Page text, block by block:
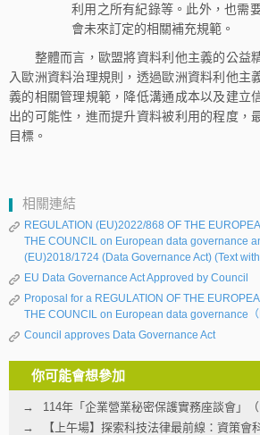
利用之所有紀錄等。此外，也需
會未來訂定的相關補充規範。
整體而言，歐盟將資料利他主義的公益
入歐洲資料治理規則，透過歐洲資料利他主
義的相關管理規範，降低溝通成本以及建立
出的可能性，進而提升資料被利用的程度，
目標。
相關連結
REGULATION (EU)2022/868 OF THE
THE COUNCIL on European data governance
(EU)2018/1724 (Data Governance Act) (Text
EU Data Governance Act Approved by Council
Proposal for a REGULATION OF THE
THE COUNCIL on European data governance（
Council approves Data Governance Act
你可能會想參加
114年「企業營業秘密保護實務座談會」（
【上午場】探索科技法律最前線：資策會